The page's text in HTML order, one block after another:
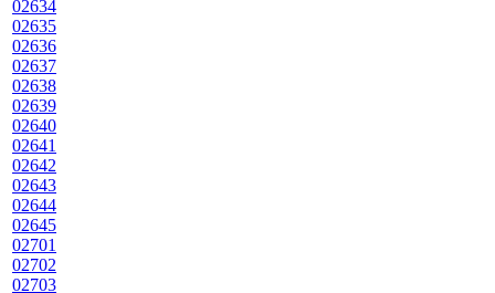
02634
02635
02636
02637
02638
02639
02640
02641
02642
02643
02644
02645
02701
02702
02703